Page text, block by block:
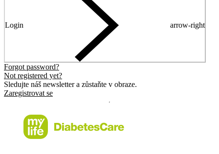
Login arrow-right
Forgot password?
Not registered yet?
Sledujte náš newsletter a zůstaňte v obraze.
Zaregistrovat se